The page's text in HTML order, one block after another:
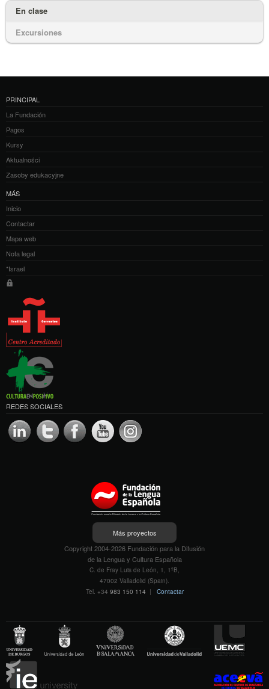
En clase
Excursiones
PRINCIPAL
La Fundación
Pagos
Kursy
Aktualności
Zasoby edukacyjne
MÁS
Inicio
Contactar
Mapa web
Nota legal
*Israel
REDES SOCIALES
Más proyectos
Copyright 2004-2026 Fundación para la Difusión
de la Lengua y Cultura Española
C. de Fray Luis de León, 1, 1ºB,
47002 Valladolid (Spain).
Tel. +34 983 150 114 | Contactar